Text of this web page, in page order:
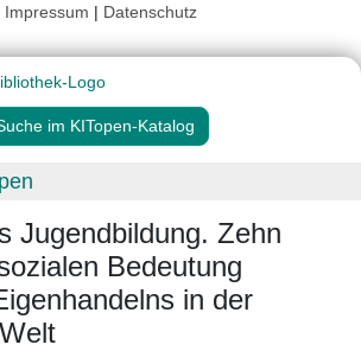
Impressum | Datenschutz
im KITopen-Katalog
Jugendbildung. Zehn
Bedeutung
in der